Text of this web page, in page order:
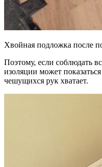
Хвойная подложка после
Поэтому, если соблюдать
изоляции может
чешущихся рук хватает.